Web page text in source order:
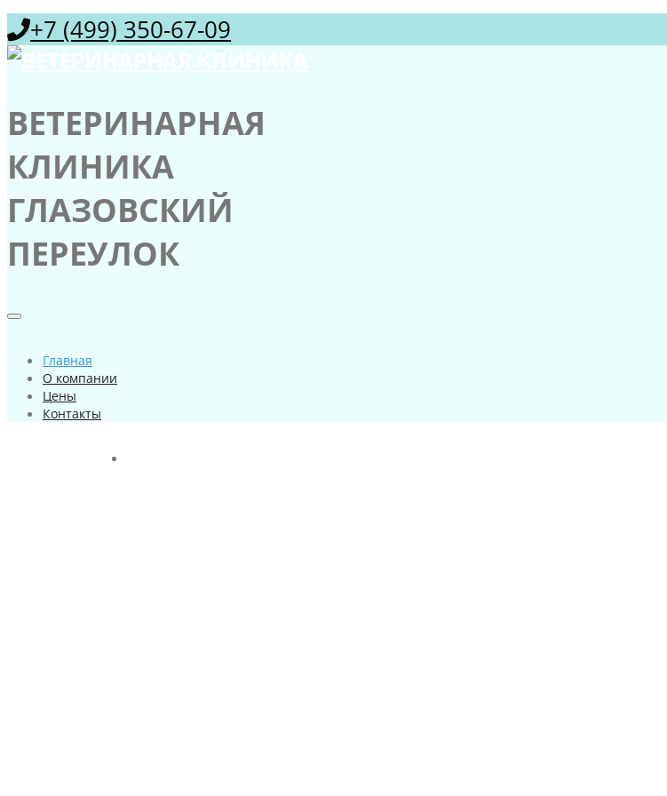
+7 (499) 350-67-09
ВЕТЕРИНАРНАЯ
КЛИНИКА
ГЛАЗОВСКИЙ
ПЕРЕУЛОК
Главная
О компании
Цены
Контакты